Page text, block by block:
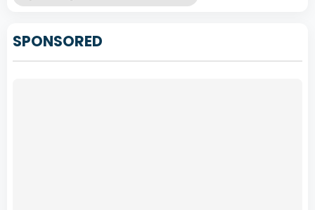
SPONSORED